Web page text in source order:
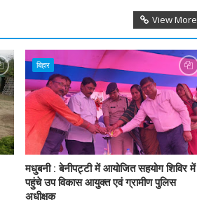
View More
बिहार
मधुबनी : बेनीपट्टी में आयोजित सहयोग शिविर में
पहुंचे उप विकास आयुक्त एवं ग्रामीण पुलिस
अधीक्षक